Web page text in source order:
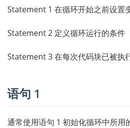
Statement 1 在循环开始之前设置
Statement 2 定义循环运行的条件
Statement 3 在每次代码块已被执
语句 1
通常使用语句 1 初始化循环中所用